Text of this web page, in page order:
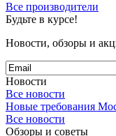
Все производители
Будьте в курсе!
Новости, обзоры и
Новости
Все новости
Новые требования
Все новости
Обзоры и советы